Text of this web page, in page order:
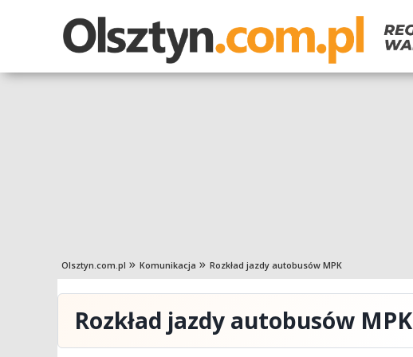
Olsztyn.com.pl Komunikacja Rozkład jazdy autobusów MPK
Rozkład jazdy autobusów MPK